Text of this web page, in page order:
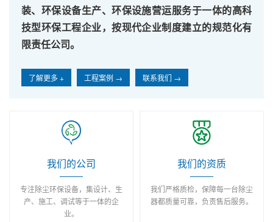
装、 环保设备生产、环保设施营运服务于一体的高科
技型环保工程企业，按现代企业制度建立的规范化有
限责任公司。
了解更多 + 工程案例 → 联系我们 →
我们的公司
专注除尘环保设备，集设计、生
产、施工、调试等于一体的企
业。
我们的资质
我们严格质检，保障每一台除尘
器都质量可靠，负责售后服务。